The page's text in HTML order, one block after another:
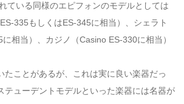
ている同様のエピフォンのモデルとしては
335もしくはES-345に相当）、シェラト
相当）、カジノ（Casino ES-330に相当）
たことがあるが、これは実に良い楽器だっ
テューデントモデルといった楽器には名器が